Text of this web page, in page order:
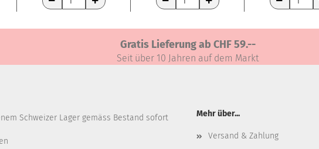
Gratis Lieferung ab CHF 59.--
Seit über 10 Jahren auf dem Markt
Schweizer Lager gemäss Bestand sofort
Mehr über...
Versand & Zahlung